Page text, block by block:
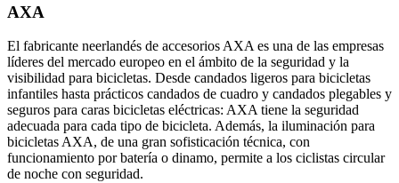
AXA
El fabricante neerlandés de accesorios AXA es una de las empresas
líderes del mercado europeo en el ámbito de la seguridad y la
visibilidad para bicicletas. Desde candados ligeros para bicicletas
infantiles hasta prácticos candados de cuadro y candados plegables y
seguros para caras bicicletas eléctricas: AXA tiene la seguridad
adecuada para cada tipo de bicicleta. Además, la iluminación para
bicicletas AXA, de una gran sofisticación técnica, con
funcionamiento por batería o dinamo, permite a los ciclistas circular
de noche con seguridad.